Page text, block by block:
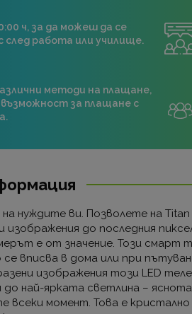
ч, за да можеш да се
след работа или училище.
методи на плащане,
за плащане с
ви. Позволете на Titan
до последния
е от значение. Този смарт
вписва в дома или при
изображения този LED
най-ярката светлина –
момент. Това е